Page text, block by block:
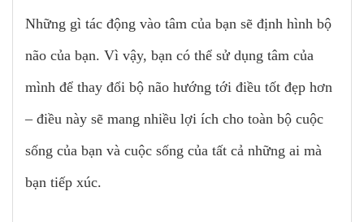
Những gì tác động vào tâm của bạn sẽ định hình bộ
não của bạn. Vì vậy, bạn có thể sử dụng tâm của
mình để thay đổi bộ não hướng tới điều tốt đẹp hơn
– điều này sẽ mang nhiều lợi ích cho toàn bộ cuộc
sống của bạn và cuộc sống của tất cả những ai mà
bạn tiếp xúc.